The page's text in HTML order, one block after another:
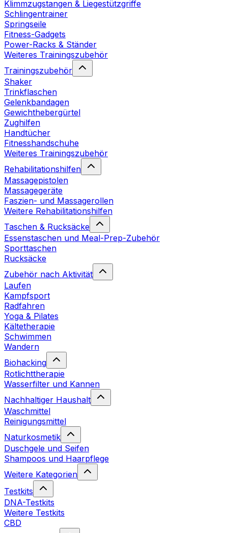
Klimmzugstangen & Liegestützgriffe
Schlingentrainer
Springseile
Fitness-Gadgets
Power-Racks & Ständer
Weiteres Trainingszubehör
Trainingszubehör
Shaker
Trinkflaschen
Gelenkbandagen
Gewichthebergürtel
Zughilfen
Handtücher
Fitnesshandschuhe
Weiteres Trainingszubehör
Rehabilitationshilfen
Massagepistolen
Massagegeräte
Faszien- und Massagerollen
Weitere Rehabilitationshilfen
Taschen & Rucksäcke
Essenstaschen und Meal-Prep-Zubehör
Sporttaschen
Rucksäcke
Zubehör nach Aktivität
Laufen
Kampfsport
Radfahren
Yoga & Pilates
Kältetherapie
Schwimmen
Wandern
Biohacking
Rotlichttherapie
Wasserfilter und Kannen
Nachhaltiger Haushalt
Waschmittel
Reinigungsmittel
Naturkosmetik
Duschgele und Seifen
Shampoos und Haarpflege
Weitere Kategorien
Testkits
DNA-Testkits
Weitere Testkits
CBD